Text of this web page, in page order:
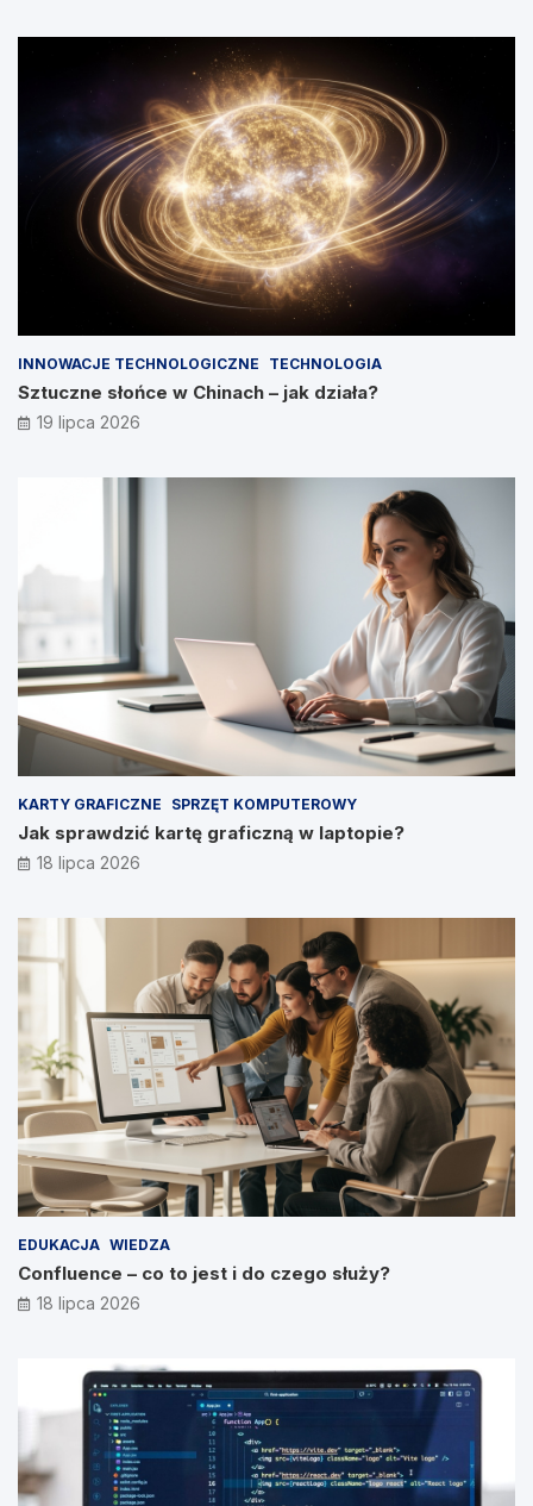
INNOWACJE TECHNOLOGICZNE TECHNOLOGIA
Sztuczne słońce w Chinach – jak działa?
19 lipca 2026
KARTY GRAFICZNE SPRZĘT KOMPUTEROWY
Jak sprawdzić kartę graficzną w laptopie?
18 lipca 2026
EDUKACJA WIEDZA
Confluence – co to jest i do czego służy?
18 lipca 2026